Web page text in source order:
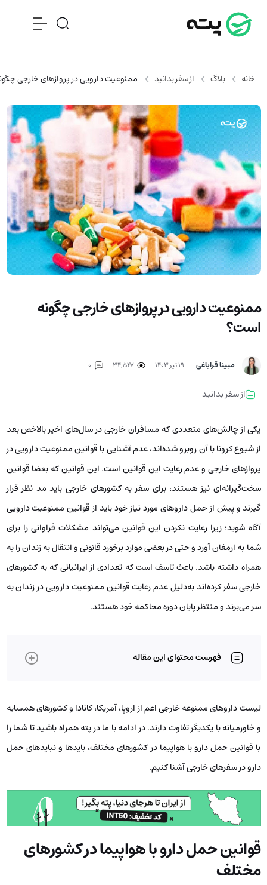
خانه بلاگ از سفر بدانید ممنوعیت دارویی در پروازهای خارجی
ممنوعیت دارویی در پروازهای خارجی چگونه
است؟
مبینا قراباغی ۱۹ تیر ۱۴۰۳
از سفر بدانید
یکی از چالش‌های متعددی که مسافران خارجی در سال‌های اخیر بالاخص بعد
از شیوع کرونا با آن روبرو شده‌اند، عدم آشنایی با قوانین ممنوعیت دارویی در
پروازهای خارجی و عدم رعایت این قوانین است. این قوانین که بعضا قوانین
سخت‌گیرانه‌ای نیز هستند، برای سفر به کشورهای خارجی باید مد نظر قرار
گیرند و پیش از حمل داروهای مورد نیاز خود باید از قوانین ممنوعیت دارویی
آگاه شوید؛ زیرا رعایت نکردن این قوانین می‌تواند مشکلات فراوانی را برای
شما به ارمغان آورد و حتی در بعضی موارد برخورد قانونی و انتقال به زندان را به
همراه داشته باشد. باعث تاسف است که تعدادی از ایرانیانی که به کشورهای
خارجی سفر کرده‌اند به‌دلیل عدم رعایت قوانین ممنوعیت دارویی در زندان به
سر می‌برند و منتظر پایان دوره محاکمه خود هستند.
فهرست محتوای این مقاله
لیست داروهای ممنوعه خارجی اعم از اروپا، آمریکا، کانادا و کشورهای همسایه
و خاورمیانه با یکدیگر تفاوت دارند. در ادامه با ما در پته همراه باشید تا شما را
با قوانین حمل دارو با هواپیما در کشورهای مختلف، بایدها و نبایدهای حمل
دارو در سفرهای خارجی آشنا کنیم.
قوانین حمل دارو با هواپیما در کشورهای
مختلف